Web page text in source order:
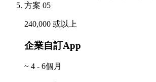
方案 05
240,000 或以上
企業自訂App
~ 4 - 6個月